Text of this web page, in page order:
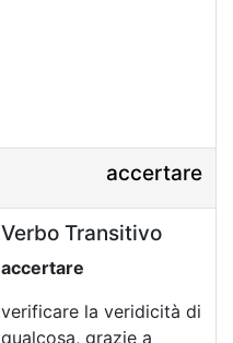
accertare
Verbo Transitivo
accertare
verificare la veridicità di
qualcosa, grazie a